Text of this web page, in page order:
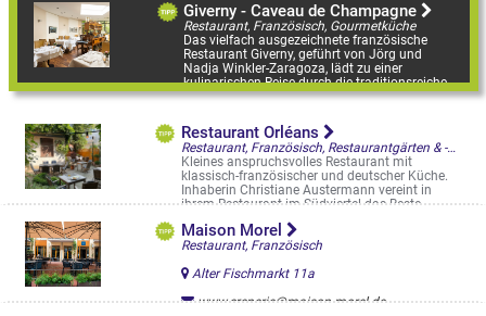
Giverny - Caveau de Champagne
Restaurant, Französisch, Gourmetküche
Das vielfach ausgezeichnete französische
Restaurant Giverny, geführt von Jörg und
Nadja Winkler-Zaragoza, lädt zu einer
kulinarischen Reise durch die traditionsreiche
...
Restaurant Orléans
Restaurant, Französisch, Restaurantgärten & -Terrassen
Kleines anspruchsvolles Restaurant mit
klassisch-französischer und deutscher Küche.
Inhaberin Christiane Austermann vereint in
ihrem Restaurant im Südviertel das Beste ...
Maison Morel
Restaurant, Französisch
Alter Fischmarkt 11a
www.creperie@maison-morel.de